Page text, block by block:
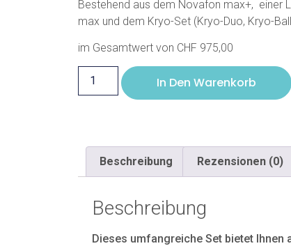
Bestehend aus dem Novafon max+, einer
max und dem Kryo-Set (Kryo-Duo, Kryo-
im Gesamtwert von CHF 975,00
In Den Warenkorb
Beschreibung Rezensionen (0)
Beschreibung
Dieses umfangreiche Set bietet Ihnen